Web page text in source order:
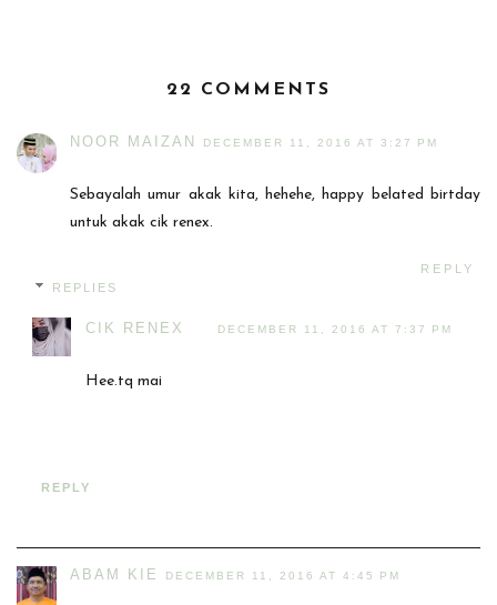
22 COMMENTS
NOOR MAIZAN DECEMBER 11, 2016 AT 3:27 PM
Sebayalah umur akak kita, hehehe, happy belated birtday
untuk akak cik renex.
REPLY
REPLIES
CIK RENEX DECEMBER 11, 2016 AT 7:37 PM
Hee.tq mai
REPLY
ABAM KIE DECEMBER 11, 2016 AT 4:45 PM